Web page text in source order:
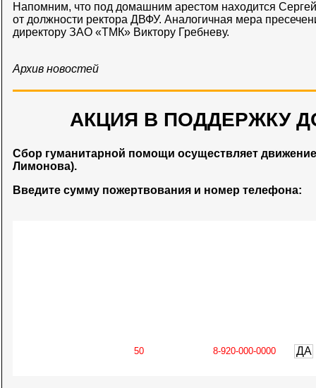
Напомним, что под домашним арестом находится
от должности ректора ДВФУ. Аналогичная мера
директору ЗАО «ТМК» Виктору Гребневу.
Архив новостей
АКЦИЯ В ПОДДЕРЖКУ
Сбор гуманитарной помощи осуществляет
Лимонова).
Введите сумму пожертвования и номер телефона:
ДА